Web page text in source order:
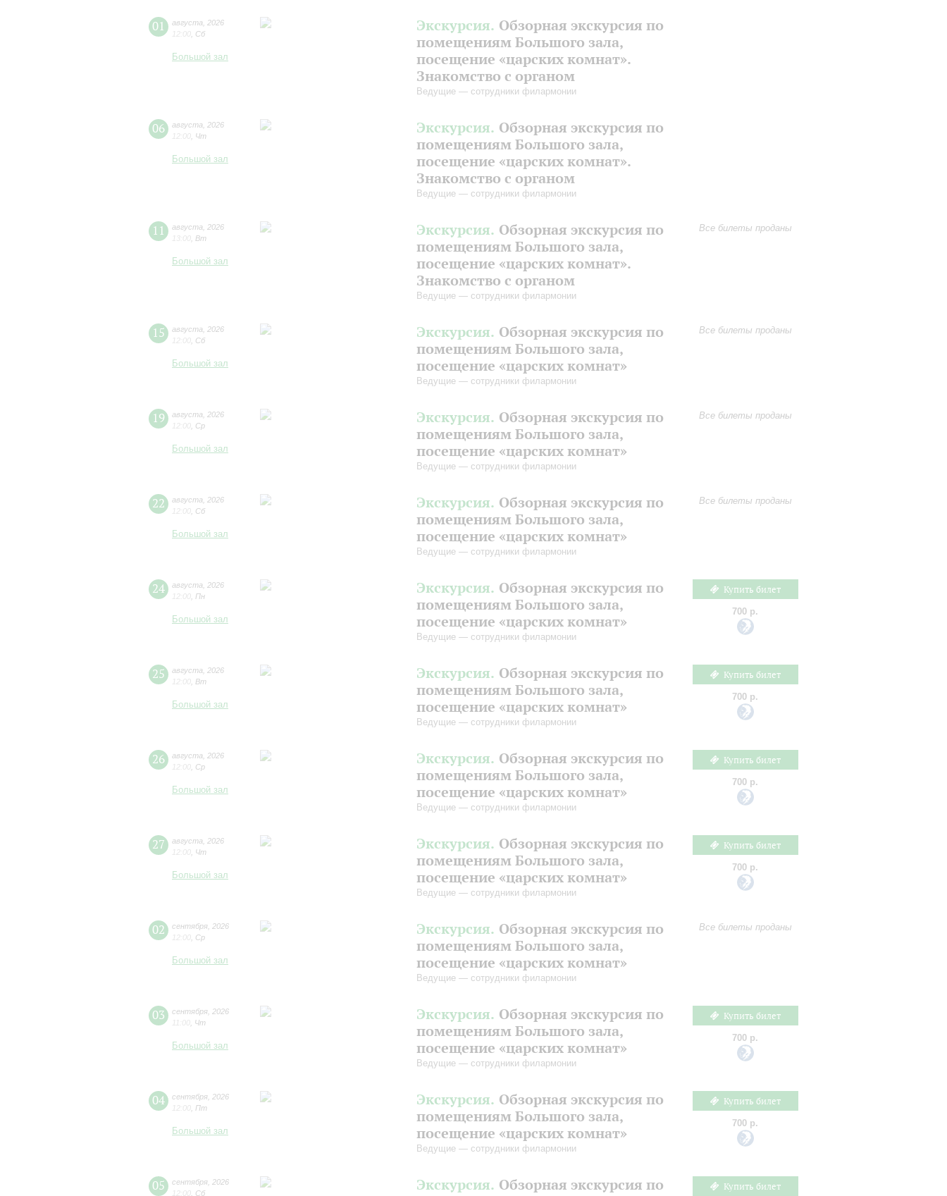
01 августа
2026
12:00 Сб
Большой зал
Экскурсия. Обзорная экскурсия по
помещениям Большого зала,
посещение «царских комнат».
Знакомство с органом
Ведущие — сотрудники филармонии
06 августа
2026
12:00 Чт
Большой зал
Экскурсия. Обзорная экскурсия по
помещениям Большого зала,
посещение «царских комнат».
Знакомство с органом
Ведущие — сотрудники филармонии
11 августа
2026
13:00 Вт
Большой зал
Экскурсия. Обзорная экскурсия по
помещениям Большого зала,
посещение «царских комнат».
Знакомство с органом
Ведущие — сотрудники филармонии
Все билеты проданы
15 августа
2026
12:00 Сб
Большой зал
Экскурсия. Обзорная экскурсия по
помещениям Большого зала,
посещение «царских комнат»
Ведущие — сотрудники филармонии
Все билеты проданы
19 августа
2026
12:00 Ср
Большой зал
Экскурсия. Обзорная экскурсия по
помещениям Большого зала,
посещение «царских комнат»
Ведущие — сотрудники филармонии
Все билеты проданы
22 августа
2026
12:00 Сб
Большой зал
Экскурсия. Обзорная экскурсия по
помещениям Большого зала,
посещение «царских комнат»
Ведущие — сотрудники филармонии
Все билеты проданы
24 августа
2026
12:00 Пн
Большой зал
Экскурсия. Обзорная экскурсия по
помещениям Большого зала,
посещение «царских комнат»
Ведущие — сотрудники филармонии
Купить билет
700 р.
25 августа
2026
12:00 Вт
Большой зал
Экскурсия. Обзорная экскурсия по
помещениям Большого зала,
посещение «царских комнат»
Ведущие — сотрудники филармонии
Купить билет
700 р.
26 августа
2026
12:00 Ср
Большой зал
Экскурсия. Обзорная экскурсия по
помещениям Большого зала,
посещение «царских комнат»
Ведущие — сотрудники филармонии
Купить билет
700 р.
27 августа
2026
12:00 Чт
Большой зал
Экскурсия. Обзорная экскурсия по
помещениям Большого зала,
посещение «царских комнат»
Ведущие — сотрудники филармонии
Купить билет
700 р.
02 сентября 2026
12:00 Ср
Большой зал
Экскурсия. Обзорная экскурсия по
помещениям Большого зала,
посещение «царских комнат»
Ведущие — сотрудники филармонии
Все билеты проданы
03 сентября 2026
11:00 Чт
Большой зал
Экскурсия. Обзорная экскурсия по
помещениям Большого зала,
посещение «царских комнат»
Ведущие — сотрудники филармонии
Купить билет
700 р.
04 сентября 2026
12:00 Пт
Большой зал
Экскурсия. Обзорная экскурсия по
помещениям Большого зала,
посещение «царских комнат»
Ведущие — сотрудники филармонии
Купить билет
700 р.
05 сентября 2026
12:00 Сб Экскурсия. Обзорная экскурсия по
Купить билет